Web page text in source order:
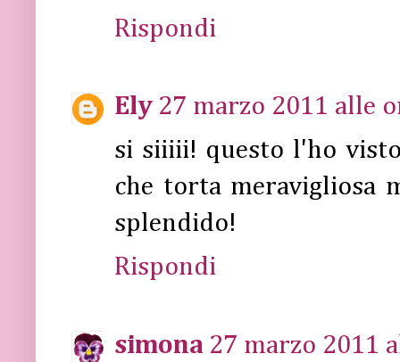
Rispondi
Ely 27 marzo 2011 alle
si siiiii! questo l'ho
che torta meravigliosa
splendido!
Rispondi
simona 27 marzo 2011